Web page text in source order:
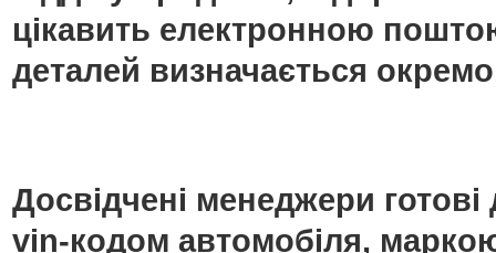
цікавить електронною
деталей визначається
Досвідчені менеджери
vin-кодом автомобіля,